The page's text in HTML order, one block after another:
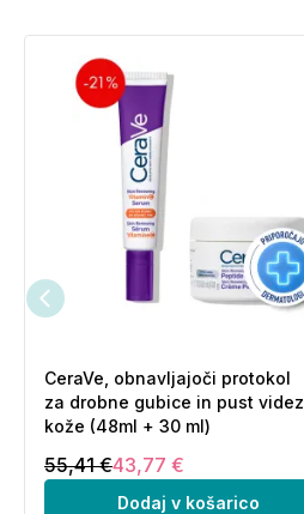
CeraVe, obnavljajoči protokol
za drobne gubice in pust videz
kože (48ml + 30 ml)
55,41 €43,77 €
Dodaj v košarico